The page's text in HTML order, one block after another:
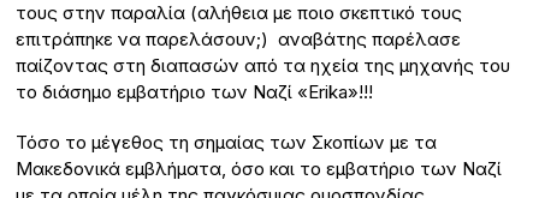
τους στην παραλία (αλήθεια με ποιο σκεπτικό τους
επιτράπηκε να παρελάσουν;) αναβάτης παρέλασε
παίζοντας στη διαπασών από τα ηχεία της μηχανής του
το διάσημο εμβατήριο των Ναζί «Erika»!!!
Τόσο το μέγεθος τη σημαίας των Σκοπίων με τα
Μακεδονικά εμβλήματα, όσο και το εμβατήριο των Ναζί